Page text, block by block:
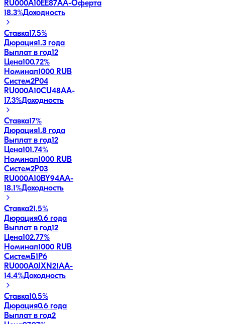
RU000A10EE87AA-Оферта
18.3%Доходность
Ставка17.5%
Дюрация1.3 года
Выплат в год12
Цена100.72%
Номинал1000 RUB
Систем2P04
RU000A10CU48AA-
17.3%Доходность
Ставка17%
Дюрация1.8 года
Выплат в год12
Цена101.74%
Номинал1000 RUB
Систем2P03
RU000A10BY94AA-
18.1%Доходность
Ставка21.5%
Дюрация0.6 года
Выплат в год12
Цена102.77%
Номинал1000 RUB
СистемБ1P6
RU000A0JXN21AA-
14.4%Доходность
Ставка10.5%
Дюрация0.6 года
Выплат в год2